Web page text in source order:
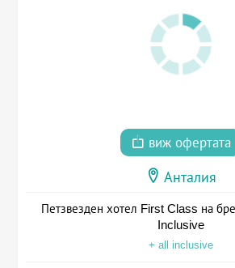
виж офертата
Анталия
Петзвезден хотел First Class на
Inclusive
+ all inclusive